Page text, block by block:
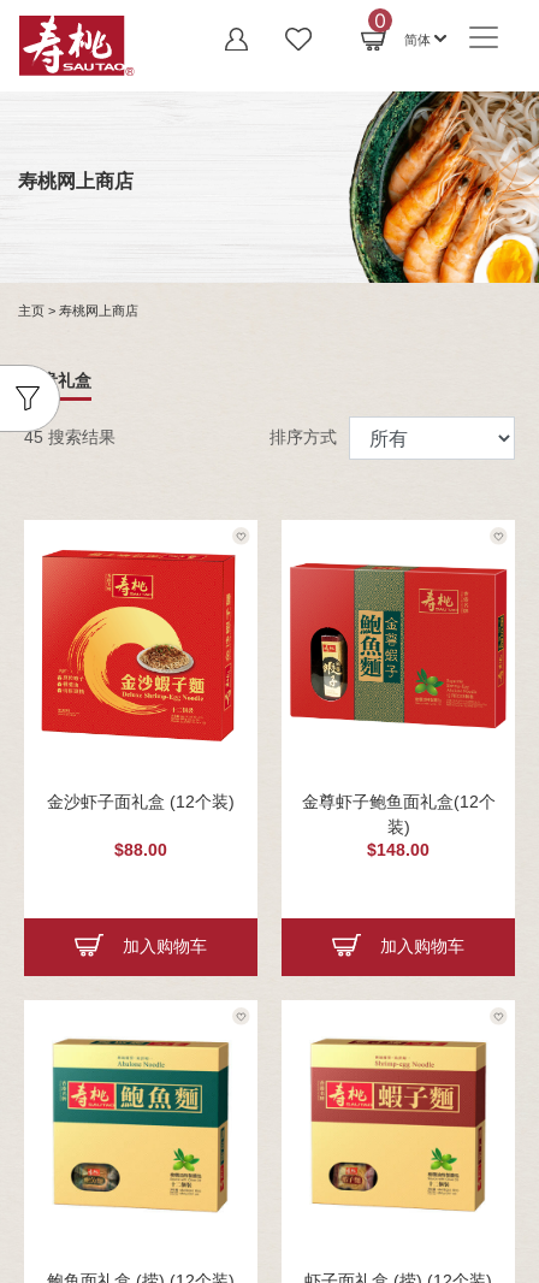
0
简体
寿桃网上商店
主页 > 寿桃网上商店
尊贵礼盒
45 搜索结果 排序方式
金沙虾子面礼盒 (12个装)
$88.00
加入购物车
金尊虾子鲍鱼面礼盒(12个
装)
$148.00
加入购物车